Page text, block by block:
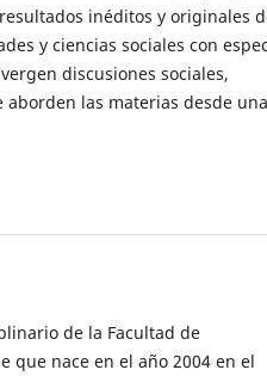
inéditos y originales
y ciencias sociales con
discusiones sociales,
las materias desde una
de la Facultad de
que nace en el año 2004 en el